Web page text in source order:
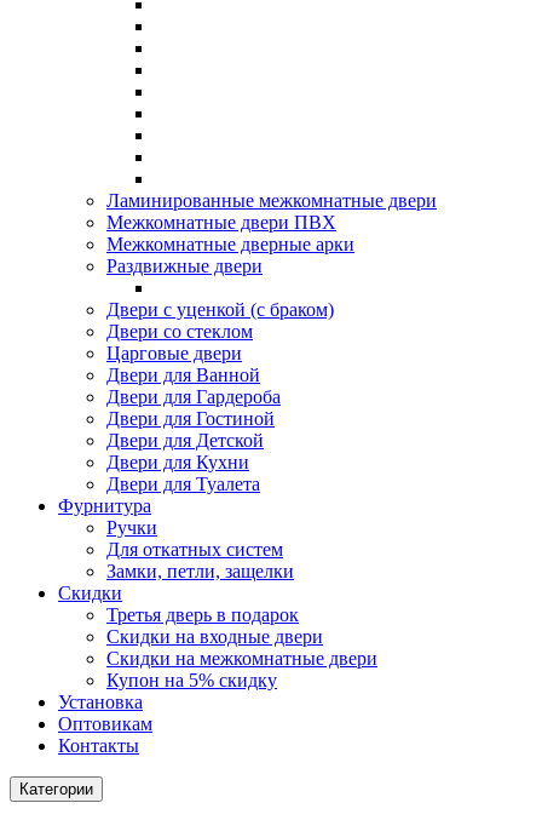
Ламинированные межкомнатные двери
Межкомнатные двери ПВХ
Межкомнатные дверные арки
Раздвижные двери
Двери с уценкой (с браком)
Двери со стеклом
Царговые двери
Двери для Ванной
Двери для Гардероба
Двери для Гостиной
Двери для Детской
Двери для Кухни
Двери для Туалета
Фурнитура
Ручки
Для откатных систем
Замки, петли, защелки
Скидки
Третья дверь в подарок
Скидки на входные двери
Скидки на межкомнатные двери
Купон на 5% скидку
Установка
Оптовикам
Контакты
Категории